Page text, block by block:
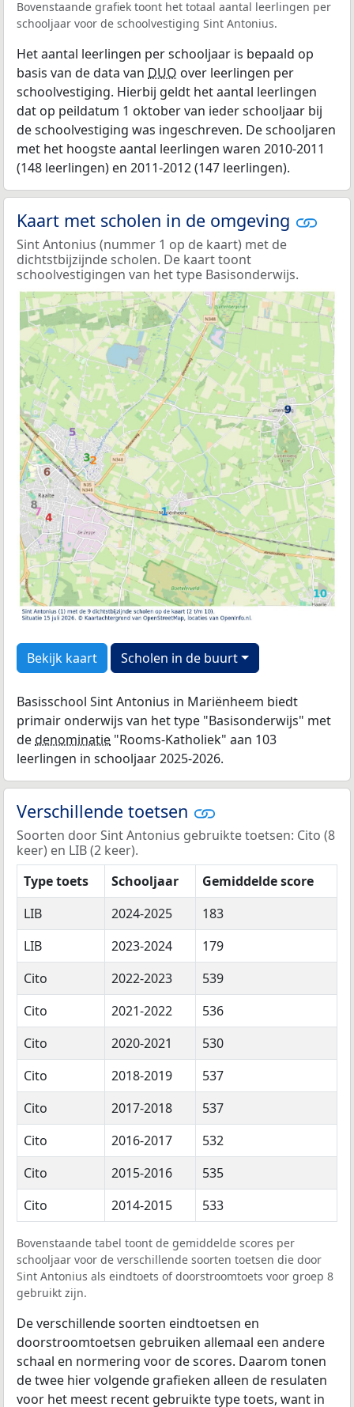
Bovenstaande grafiek toont het totaal aantal leerlingen per
schooljaar voor de schoolvestiging Sint Antonius.
Het aantal leerlingen per schooljaar is bepaald op
basis van de data van DUO over leerlingen per
schoolvestiging. Hierbij geldt het aantal leerlingen
dat op peildatum 1 oktober van ieder schooljaar bij
de schoolvestiging was ingeschreven. De schooljaren
met het hoogste aantal leerlingen waren 2010-2011
(148 leerlingen) en 2011-2012 (147 leerlingen).
Kaart met scholen in de omgeving
Sint Antonius (nummer 1 op de kaart) met de
dichtstbijzijnde scholen. De kaart toont
schoolvestigingen van het type Basisonderwijs.
Bekijk kaart Scholen in de buurt
Basisschool Sint Antonius in Mariënheem biedt
primair onderwijs van het type "Basisonderwijs" met
dedenominatie "Rooms-Katholiek" aan 103
leerlingen in schooljaar 2025-2026.
Verschillende toetsen
Soorten door Sint Antonius gebruikte toetsen: Cito (8
keer) en LIB (2 keer).
Type toets
Schooljaar
Gemiddelde score
LIB
2024-2025
183
LIB
2023-2024
179
Cito
2022-2023
539
Cito
2021-2022
536
Cito
2020-2021
530
Cito
2018-2019
537
Cito
2017-2018
537
Cito
2016-2017
532
Cito
2015-2016
535
Cito
2014-2015 533
Bovenstaande tabel toont de gemiddelde scores per
schooljaar voor de verschillende soorten toetsen die door
Sint Antonius als eindtoets of doorstroomtoets voor groep 8
gebruikt zijn.
De verschillende soorten eindtoetsen en
doorstroomtoetsen gebruiken allemaal een andere
schaal en normering voor de scores. Daarom tonen
de twee hier volgende grafieken alleen de resulaten
voor het meest recent gebruikte type toets, want in